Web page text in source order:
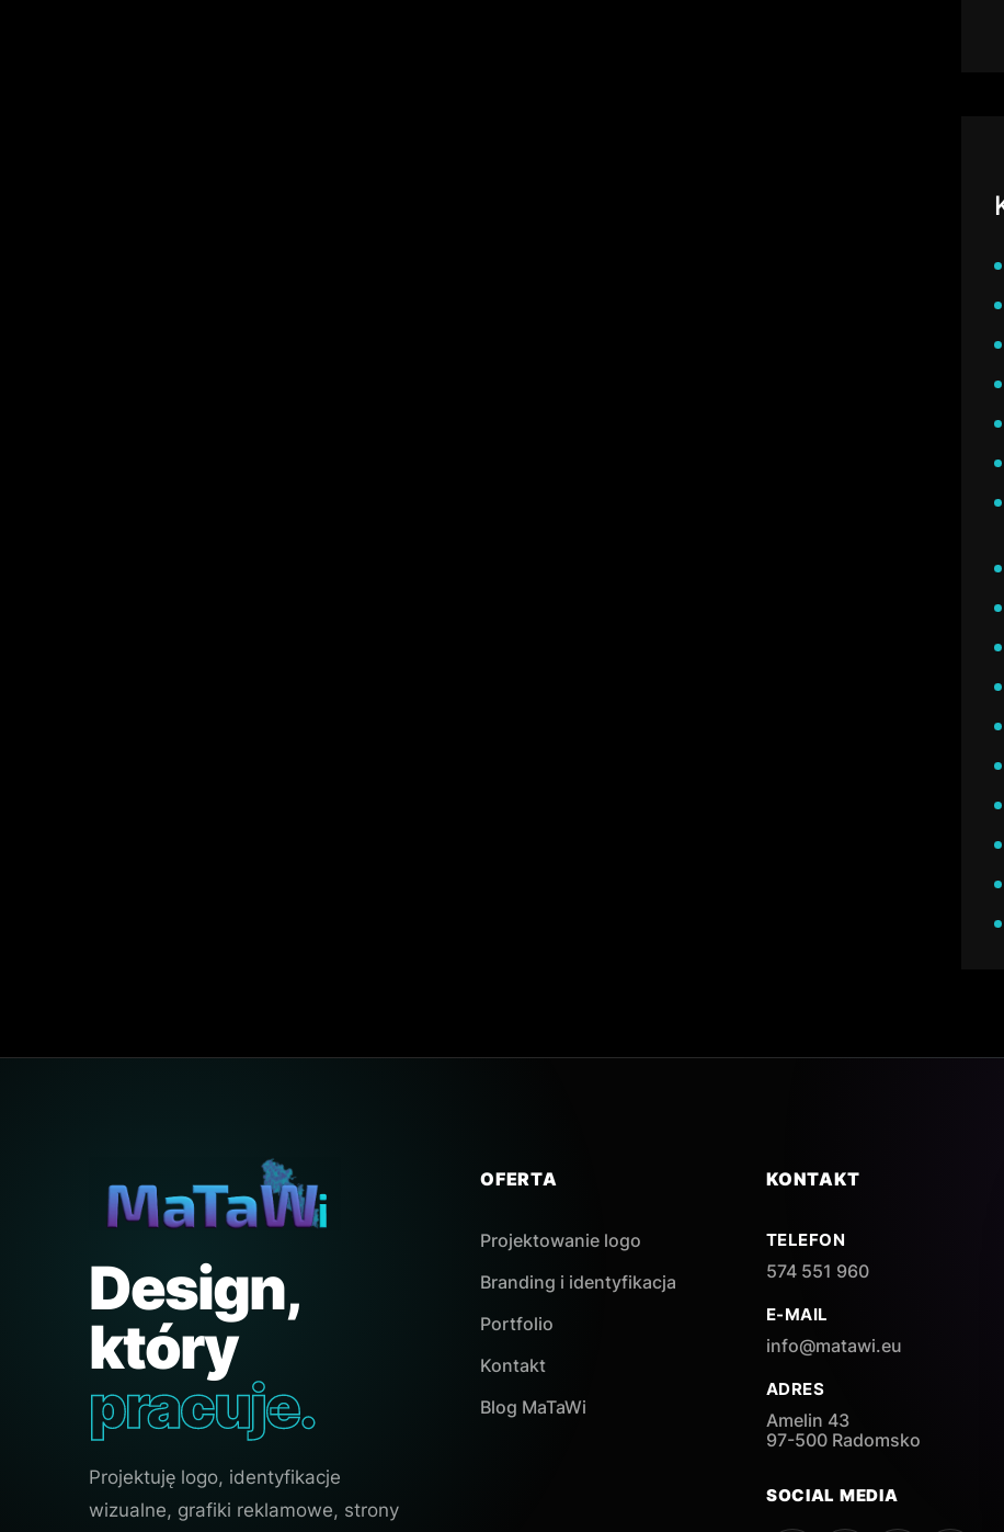
Design,
który
pracuje.
Projektuję logo, identyfikacje
wizualne, grafiki reklamowe, strony
OFERTA
Projektowanie logo
Branding i identyfikacja
Portfolio
Kontakt
Blog MaTaWi
KONTAKT
TELEFON
574 551 960
E-MAIL
info@matawi.eu
ADRES
Amelin 43
97-500 Radomsko
SOCIAL MEDIA